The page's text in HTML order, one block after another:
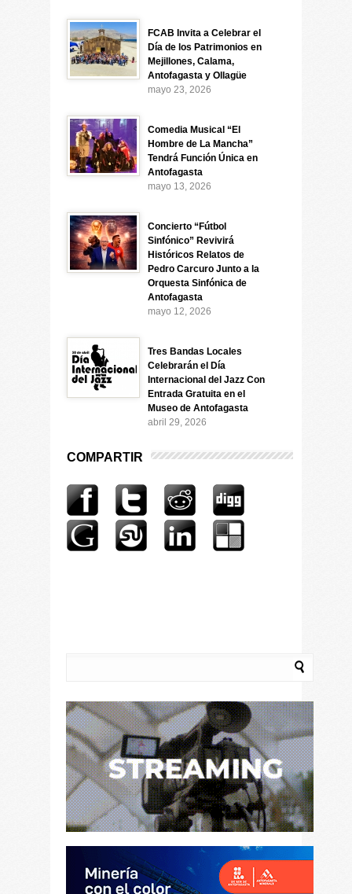
FCAB Invita a Celebrar el
Día de los Patrimonios en
Mejillones, Calama,
Antofagasta y Ollagüe
mayo 23, 2026
Comedia Musical “El
Hombre de La Mancha”
Tendrá Función Única en
Antofagasta
mayo 13, 2026
Concierto “Fútbol
Sinfónico” Revivirá
Históricos Relatos de
Pedro Carcuro Junto a la
Orquesta Sinfónica de
Antofagasta
mayo 12, 2026
Tres Bandas Locales
Celebrarán el Día
Internacional del Jazz Con
Entrada Gratuita en el
Museo de Antofagasta
abril 29, 2026
COMPARTIR